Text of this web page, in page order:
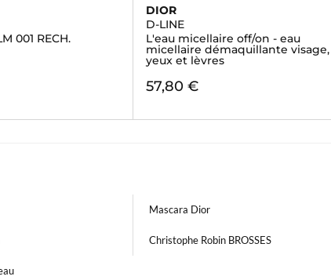
001 RECH.
DIOR
D-LINE
L'eau micellaire off/on - eau
micellaire démaquillante visage,
yeux et lèvres
57,80 €
Mascara Dior
Christophe Robin BROSSES